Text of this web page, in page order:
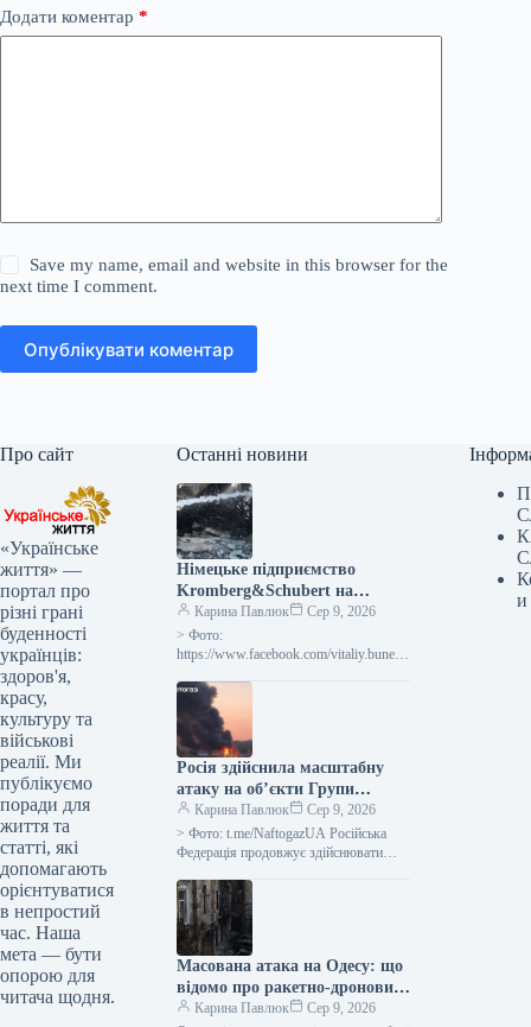
Додати коментар *
Save my name, email and website in this browser for the
next time I comment.
Опублікувати коментар
Про сайт
«Українське
життя» —
портал про
різні грані
буденності
українців:
здоров'я,
красу,
культуру та
військові
реалії. Ми
публікуємо
поради для
життя та
статті, які
допомагають
орієнтуватися
в непростий
час. Наша
мета — бути
опорою для
читача щодня.
Останні новини
Німецьке підприємство
Kromberg&Schubert на
Житомирщині припинило
діяльність через обстріл
Росією
Карина Павлюк
Сер 9, 2026
> Фото:
https://www.facebook.com/vitaliy.bunech
Шуберт Житомир” (село Оліївка,
Житомирський район, Житомирська
область), що належить німецькому
виробнику комплектуючих для…
Росія здійснила масштабну
атаку на об’єкти Групи
“Нафтогаз” у межах усієї
держави
Карина Павлюк
Сер 9, 2026
> Фото: t.me/NaftogazUA Російська
Федерація продовжує здійснювати
належать до Групи “Нафтогаз”: за
період, що не…
Масована атака на Одесу: що
відомо про ракетно-дроновий
ударКарина Павлюк
Сер 9, 2026
и